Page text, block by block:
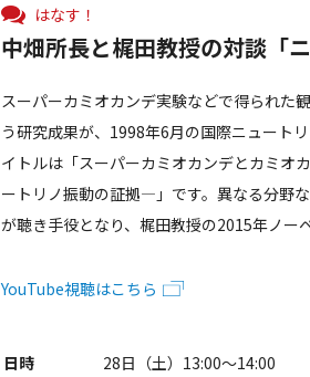
はなす！
中畑所長と梶田教授の対談「
スーパーカミオカンデ実験などで得られた
う研究成果が、1998年6月の国際ニュート
イトルは「スーパーカミオカンデとカミオ
ートリノ振動の証拠―」です。異なる分野
が聴き手役となり、梶田教授の2015年ノー
YouTube視聴はこちら
日時 28日（土）13:00～14:00